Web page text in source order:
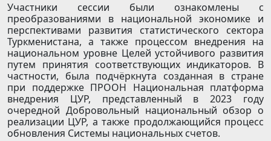
Участники сессии были ознакомлены с
преобразованиями в национальной экономике и
перспективами развития статистического сектора
Туркменистана, а также процессом внедрения на
национальном уровне Целей устойчивого развития
путем принятия соответствующих индикаторов. В
частности, была подчёркнута созданная в стране
при поддержке ПРООН Национальная платформа
внедрения ЦУР, представленный в 2023 году
очередной Добровольный национальный обзор о
реализации ЦУР, а также продолжающийся процесс
обновления Системы национальных счетов.